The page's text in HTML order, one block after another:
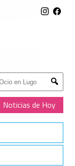
Submit
Noticias de Hoy